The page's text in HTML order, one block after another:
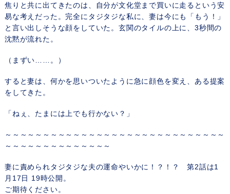
焦りと共に出てきたのは、自分が文化堂まで買いに走るという安
易な考えだった。完全にタジタジな私に、妻は今にも「もう！」
と言い出しそうな顔をしていた。玄関のタイルの上に、3秒間の
沈黙が流れた。
（まずい……。）
すると妻は、何かを思いついたように急に顔色を変え、ある提案
をしてきた。
「ねぇ、たまには上でも行かない？」
～～～～～～～～～～～～～～～～～～～～～～～～～～～～～
～～～～～～～～～～～～～～
妻に責められタジタジな夫の運命やいかに！？！？ 第2話は1
月17日 19時公開。
ご期待ください。